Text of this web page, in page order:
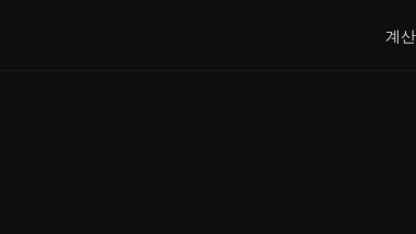
계